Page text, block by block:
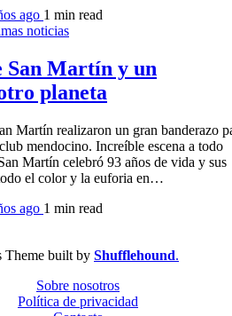
ago 1 min read
noticias
San Martín y un
planeta
Martín realizaron un gran banderazo
mendocino. Increíble escena a todo
Martín celebró 93 años de vida y sus
el color y la euforia en…
ago 1 min read
Theme built by Shufflehound.
Sobre nosotros
Política de privacidad